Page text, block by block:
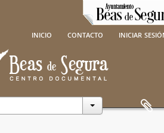
inicio contacto iniciar